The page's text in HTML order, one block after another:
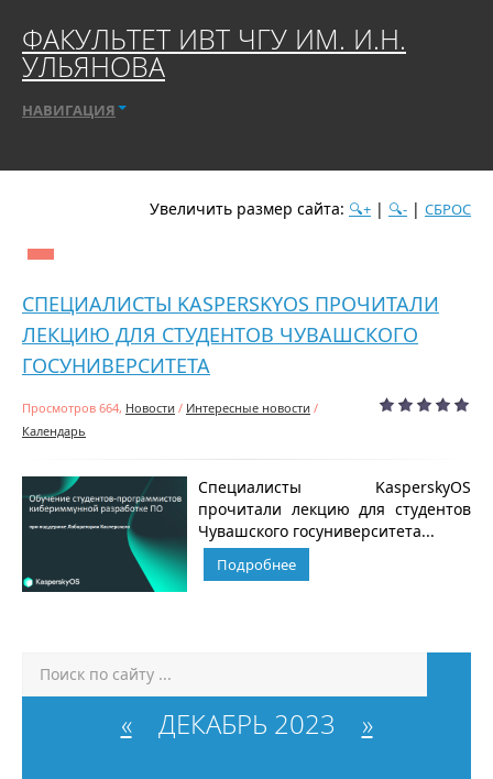
ФАКУЛЬТЕТ ИВТ ЧГУ ИМ. И.Н.
УЛЬЯНОВА
НАВИГАЦИЯ
Увеличить размер сайта: 🔍+ | 🔍- | СБРОС
популярности посещаемости алфавиту
СПЕЦИАЛИСТЫ KASPERSKYOS ПРОЧИТАЛИ
ЛЕКЦИЮ ДЛЯ СТУДЕНТОВ ЧУВАШСКОГО
ГОСУНИВЕРСИТЕТА
Просмотров 664, Новости / Интересные новости /
Календарь
Специалисты KasperskyOS
прочитали лекцию для студентов
Чувашского госуниверситета...
Подробнее
«ДЕКАБРЬ 2023 »